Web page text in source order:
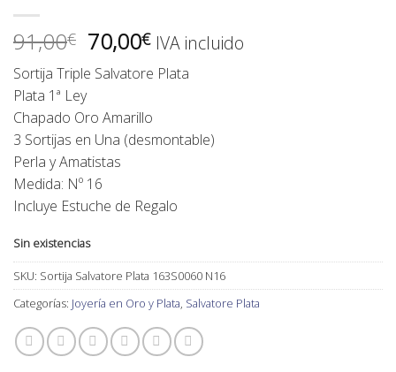
91,00€ El
precio
original
era:
91,00€.
70,00€El
precio
actual
70,00€.
IVA incluido
Sortija Triple Salvatore Plata
Plata 1ª Ley
Chapado Oro Amarillo
3 Sortijas en Una (desmontable)
Perla y Amatistas
Medida: Nº 16
Incluye Estuche de Regalo
Sin existencias
SKU: Sortija Salvatore Plata 163S0060 N16
Categorías: Joyería en Oro y Plata Salvatore Plata